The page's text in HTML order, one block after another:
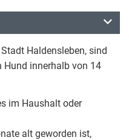
Haldensleben, sind
Hund innerhalb von 14
im Haushalt oder
alt geworden ist,